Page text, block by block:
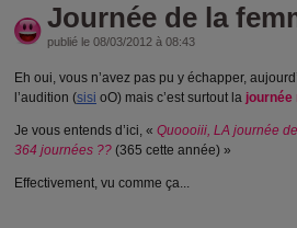
Journée de la
publié le 08/03/2012 à 08:43
Eh oui, vous n’avez pas pu y échapper,
l’audition (sisi oO) mais c’est surtout la journée
Je vous entends d’ici, « Quoooiii, LA journée
364 journées ?? (365 cette année) »
Effectivement, vu comme ça...